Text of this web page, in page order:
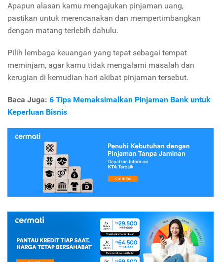
Apapun alasan kamu mengajukan pinjaman uang,
pastikan untuk merencanakan dan mempertimbangkan
dengan matang terlebih dahulu.
Pilih lembaga keuangan yang tepat sebagai tempat
meminjam, agar kamu tidak mengalami masalah dan
kerugian di kemudian hari akibat pinjaman tersebut.
Baca Juga: 6 Tips Memaksimalkan Pinjaman Bank untuk
Keperluan Bisnis